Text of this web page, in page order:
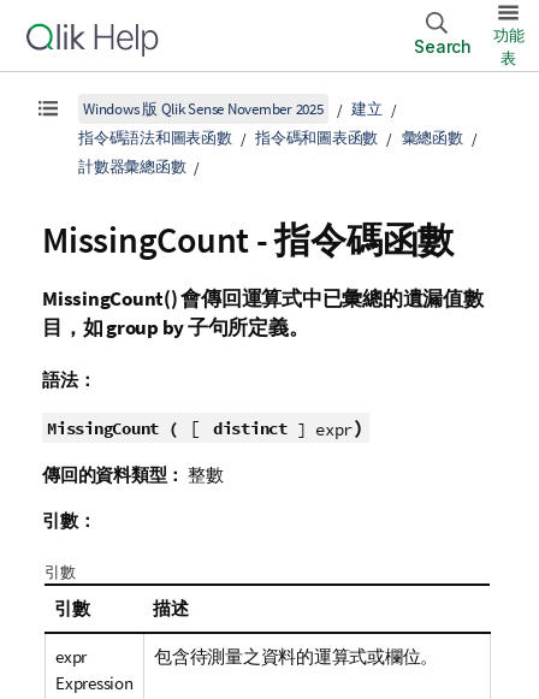
Search
功能
表
Windows 版 Qlik Sense November 2025
建立
指令碼語法和圖表函數
指令碼和圖表函數
彙總函數
計數器彙總函數
MissingCount - 指令碼函數
MissingCount()會傳回運算式中已彙總的遺漏值數
目，如group by子句所定義。
語法：
MissingCount ( [ distinct] expr)
傳回的資料類型： 整數
引數：
引數
引數 描述
expr
Expression
包含待測量之資料的運算式或欄位。